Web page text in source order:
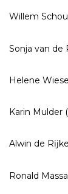
Willem
Sonja
Helene
Karin
Alwin